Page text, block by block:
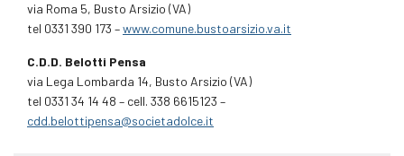
via Roma 5, Busto Arsizio (VA)
tel 0331 390 173 –www.comune.bustoarsizio.va.it
C.D.D. Belotti Pensa
via Lega Lombarda 14, Busto Arsizio (VA)
tel 0331 34 14 48 – cell. 338 6615123 –
cdd.belottipensa@societadolce.it